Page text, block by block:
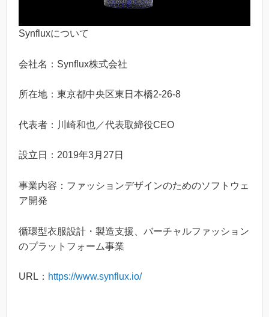
Synfluxについて
会社名：Synflux株式会社
所在地：東京都中央区東日本橋2-26-8
代表者：川崎和也／代表取締役CEO
設立日：2019年3月27日
事業内容：ファッションデザインのためのソフトウェ
ア開発
循環型衣服設計・製造支援、バーチャルファッション
のプラットフォーム事業
URL： https://www.synflux.io/